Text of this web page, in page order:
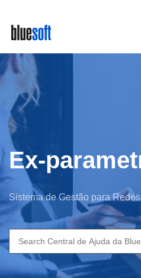
main
content
Ex-
Sistema de Gestão para
Search
for: